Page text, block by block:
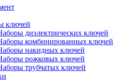
ключей
диэлектрических ключей
комбинированных ключей
накидных ключей
рожковых ключей
трубчатых ключей